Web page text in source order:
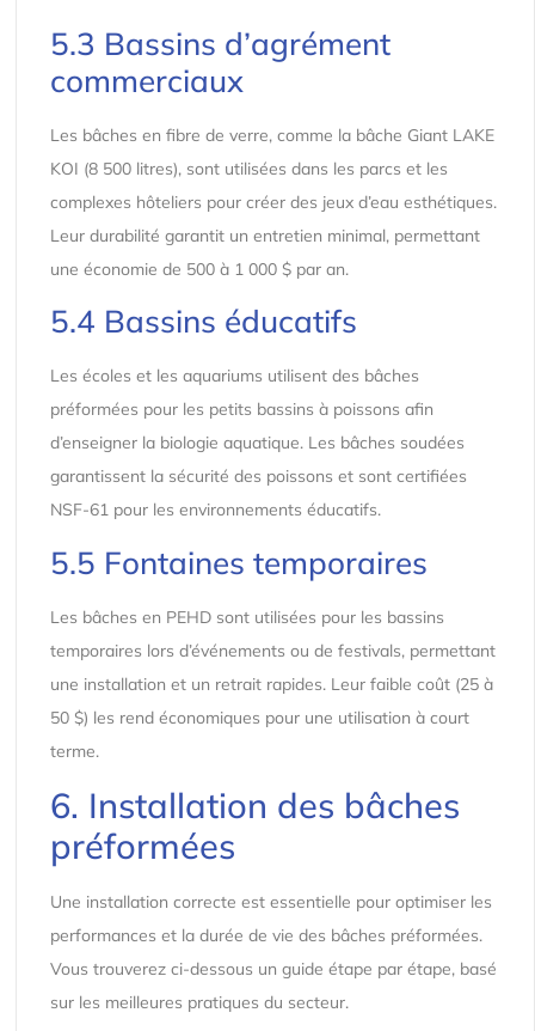
5.3 Bassins d’agrément
commerciaux
Les bâches en fibre de verre, comme la bâche Giant LAKE
KOI (8 500 litres), sont utilisées dans les parcs et les
complexes hôteliers pour créer des jeux d’eau esthétiques.
Leur durabilité garantit un entretien minimal, permettant
une économie de 500 à 1 000 $ par an.
5.4 Bassins éducatifs
Les écoles et les aquariums utilisent des bâches
préformées pour les petits bassins à poissons afin
d’enseigner la biologie aquatique. Les bâches soudées
garantissent la sécurité des poissons et sont certifiées
NSF-61 pour les environnements éducatifs.
5.5 Fontaines temporaires
Les bâches en PEHD sont utilisées pour les bassins
temporaires lors d’événements ou de festivals, permettant
une installation et un retrait rapides. Leur faible coût (25 à
50 $) les rend économiques pour une utilisation à court
terme.
6. Installation des bâches
préformées
Une installation correcte est essentielle pour optimiser les
performances et la durée de vie des bâches préformées.
Vous trouverez ci-dessous un guide étape par étape, basé
sur les meilleures pratiques du secteur.